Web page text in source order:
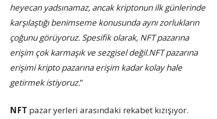
heyecan yadsınamaz, ancak kriptonun ilk günlerinde
karşılaştığı benimseme konusunda aynı zorlukların
çoğunu görüyoruz. Spesifik olarak, NFT pazarına
erişim çok karmaşık ve sezgisel değil.NFT pazarına
erişimi kripto pazarına erişim kadar kolay hale
getirmek istiyoruz.”
NFT pazar yerleri arasındaki rekabet kızışıyor.